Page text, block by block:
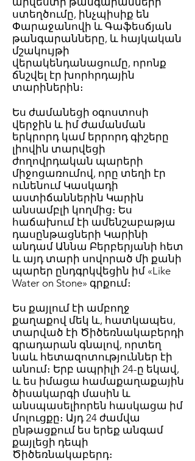
ստեղծումը, ինչպիսիք են
Փարաջանովի և Գաֆեսճյան
թանգարանները, և հայկական
մշակույթի
վերակենդանացումը, որոնք
ճնշվել էր խորհրդային
տարիներին։
Ես ժամանեցի օգոստոսի
վերջին և իմ ժամանման
երկրորդ կամ երրորդ գիշերը
լիովին տարվեցի
ժողովրդական պարերի
միջոցառումով, որը տեղի էր
ունենում Կասկադի
աստիճաններին Կարին
անսամբլի կողմից։ Ես
հաճախում էի ամենշաբաթյա
դասընթացների Կարինի
անդամ Աննա Բերբերյանի հետ
և այդ տարի սովորած մի քանի
պարեր ընդգրկվեցին իմ «Like
Water on Stone» գրքում։
Ես քայլում էի ամբողջ
քաղաքով մեկ և, հատկապես,
տարված էի Ծիծեռնակաբերդի
գրադարան գնալով, որտեղ
նաև հետազոտություններ էի
անում։ Երբ ապրիլի 24-ը եկավ,
և ես իմացա համաքաղաքային
ծիսակարգի մասին և
անսպասելիորեն հասկացա իմ
մոլուցքը։ Այդ 24 ժամվա
ընթացքում ես երեք անգամ
քայլեցի դեպի
Ծիծեռնակաբերդ։